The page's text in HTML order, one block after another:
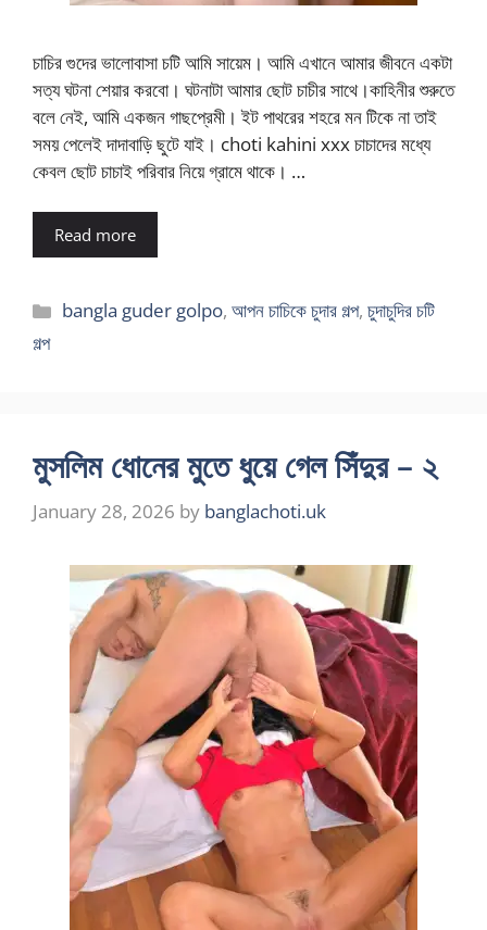
চাচির গুদের ভালোবাসা চটি আমি সায়েম। আমি এখানে আমার জীবনে একটা
সত্য ঘটনা শেয়ার করবো। ঘটনাটা আমার ছোট চাচীর সাথে।কাহিনীর শুরুতে
বলে নেই, আমি একজন গাছপ্রেমী। ইট পাথরের শহরে মন টিকে না তাই
সময় পেলেই দাদাবাড়ি ছুটে যাই। choti kahini xxx চাচাদের মধ্যে
কেবল ছোট চাচাই পরিবার নিয়ে গ্রামে থাকে। …
Read more
Categories
bangla guder golpo,আপন চাচিকে চুদার গল্প,চুদাচুদির চটি
গল্প
মুসলিম ধোনের মুতে ধুয়ে গেল সিঁদুর – ২
January 28, 2026 by banglachoti.uk